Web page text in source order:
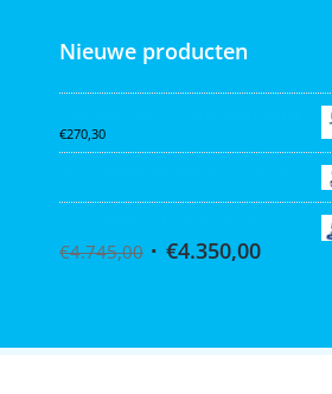
Nieuwe producten
€270,30
€4.745,00 €4.350,00